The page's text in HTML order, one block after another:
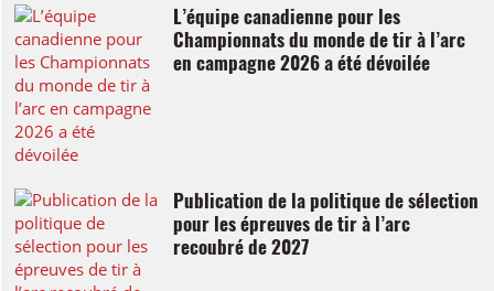
L’équipe canadienne pour les
Championnats du monde de tir à l’arc
en campagne 2026 a été dévoilée
Publication de la politique de sélection
pour les épreuves de tir à l’arc
recoubré de 2027